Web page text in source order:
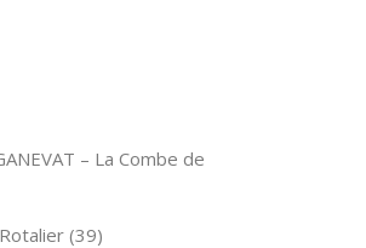
– La Combe de
(39)